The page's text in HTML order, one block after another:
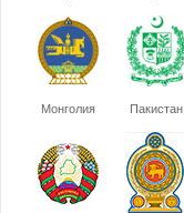
Монголия Пакистан